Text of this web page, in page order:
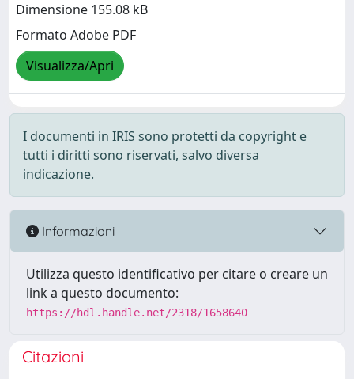
Dimensione 155.08 kB
Formato Adobe PDF
Visualizza/Apri
I documenti in IRIS sono protetti da copyright e
tutti i diritti sono riservati, salvo diversa
indicazione.
Informazioni
Utilizza questo identificativo per citare o creare un
link a questo documento:
https://hdl.handle.net/2318/1658640
Citazioni